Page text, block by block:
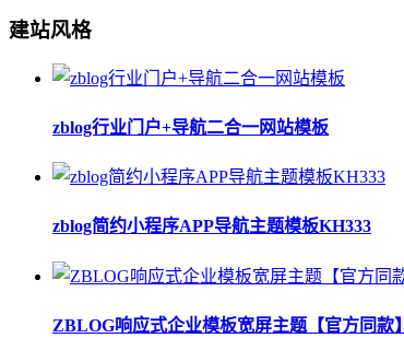
建站风格
zblog行业门户+导航二合一网站模板
zblog简约小程序APP导航主题模板KH333
ZBLOG响应式企业模板宽屏主题【官方同款】